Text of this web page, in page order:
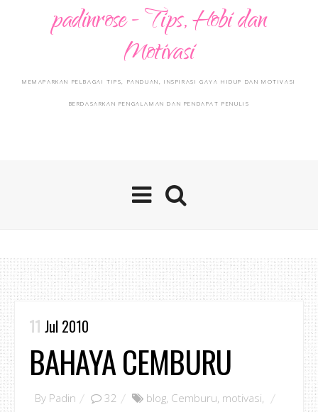
padinrose - Tips, Hobi dan
Motivasi
MEMAPARKAN PELBAGAI TIPS, PANDUAN, INSPIRASI GAYA HIDUP DAN MOTIVASI
BERDASARKAN PENGALAMAN DAN PENDAPAT PENULIS
11 Jul 2010
BAHAYA CEMBURU
By Padin 32 blog, Cemburu, motivasi,